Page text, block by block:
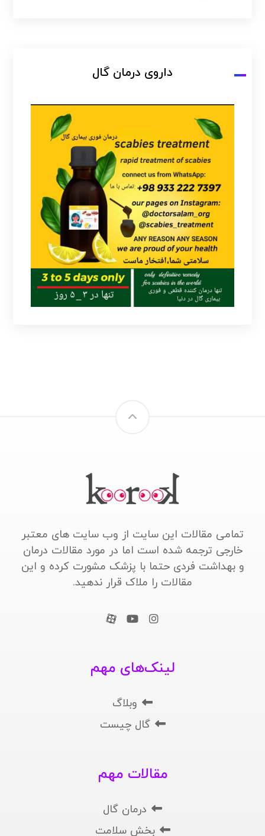
داروی درمان گال
تمامی مقالات این سایت از وب سایت های معتبر
خارجی ترجمه شده است اما در مورد مقالات درمان
و بهداشت فردی حتما با پزشک مشورت کرده و این
مقالات را ملاک قرار ندهید.
لینک‌های مهم
وبلاگ
گال چیست
مقالات مهم
درمان گال
بخش سلامت